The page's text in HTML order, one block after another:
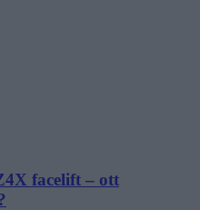
facelift – ott